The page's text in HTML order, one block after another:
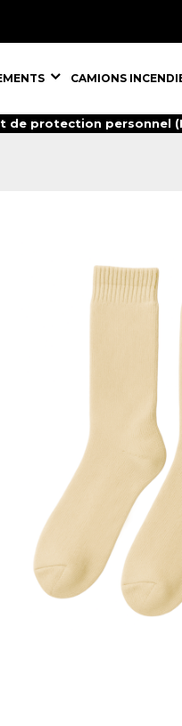
ÉQUIPEMENTS,
CAMIONS
de protection personnel